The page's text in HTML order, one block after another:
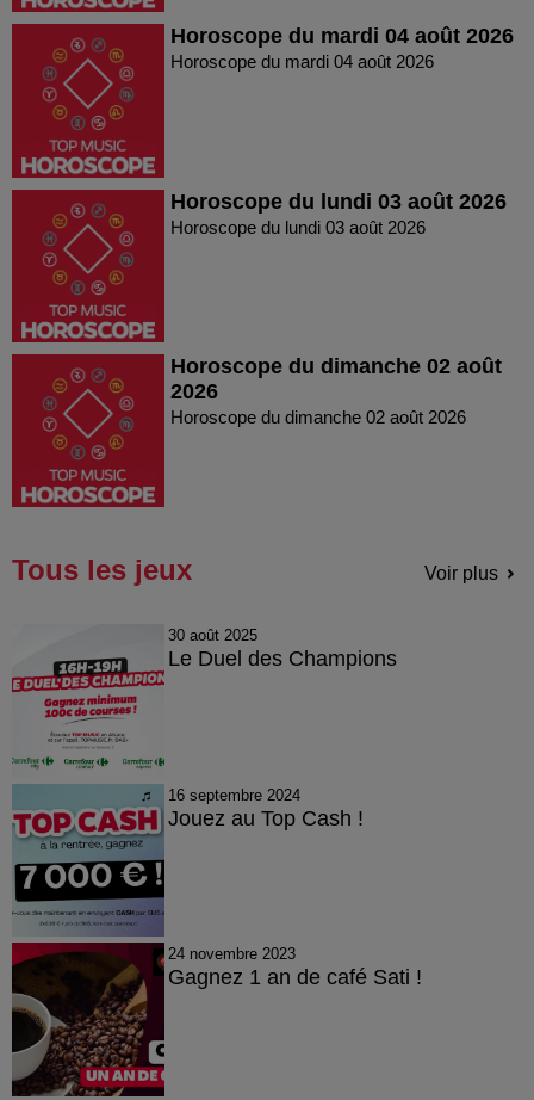
Horoscope du mardi 04 août 2026
Horoscope du mardi 04 août 2026
Horoscope du lundi 03 août 2026
Horoscope du lundi 03 août 2026
Horoscope du dimanche 02 août
2026
Horoscope du dimanche 02 août 2026
Tous les jeux Voir plus
30 août 2025
Le Duel des Champions
16 septembre 2024
Jouez au Top Cash !
24 novembre 2023
Gagnez 1 an de café Sati !